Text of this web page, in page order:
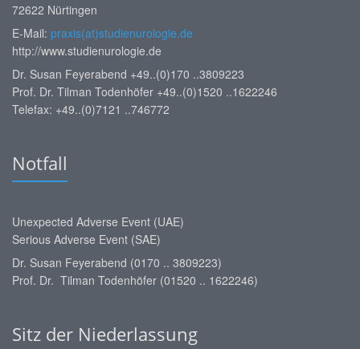
72622 Nürtingen
E-Mail: praxis(at)studienurologie.de
http://www.studienurologie.de
Dr. Susan Feyerabend +49..(0)170 ..3809223
Prof. Dr. Tilman Todenhöfer +49..(0)1520 ..1622246
Telefax: +49..(0)7121 ..746772
Notfall
Unexpected Adverse Event (UAE)
Serious Adverse Event (SAE)
Dr. Susan Feyerabend (0170 .. 3809223)
Prof. Dr. Tilman Todenhöfer (01520 .. 1622246)
Sitz der Niederlassung